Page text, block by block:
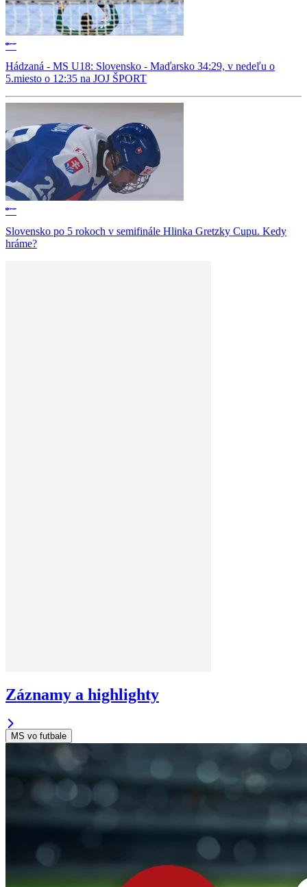
Hádzaná - MS U18: Slovensko - Maďarsko 34:29, v nedeľu o
5.miesto o 12:35 na JOJ ŠPORT
Slovensko po 5 rokoch v semifinále Hlinka Gretzky Cupu. Kedy
hráme?
Záznamy a highlighty
MS vo futbale